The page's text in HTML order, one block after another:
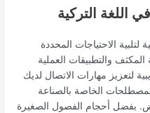
اللغة التركية
لتلبية الاحتياجات المحددة
والتطبيقات العملية
لتعزيز مهارات الاتصال لديك
الخاصة بالصناعة
بفضل أحجام الفصول الصغيرة